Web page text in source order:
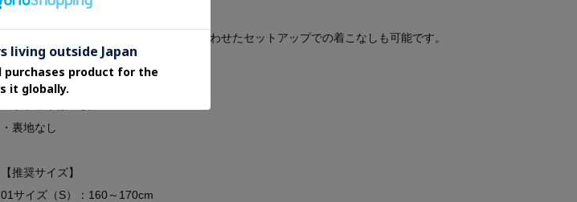
同シリーズのパンツ（170－72117）を合わせたセットアップでの着こなしも可能です。
【仕様】
・裏地なし
【推奨サイズ】
01サイズ（S）：160～170cm